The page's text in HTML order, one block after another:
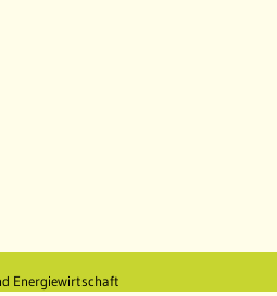
Energiewirtschaft